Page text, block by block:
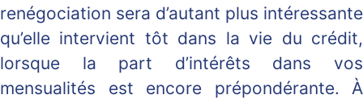
renégociation sera d’autant plus intéressante
qu’elle intervient tôt dans la vie du crédit,
lorsque la part d’intérêts dans vos
mensualités est encore prépondérante. À